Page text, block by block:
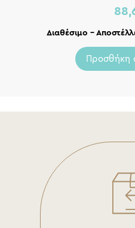
Διαθέσιμο –
Προσθήκη